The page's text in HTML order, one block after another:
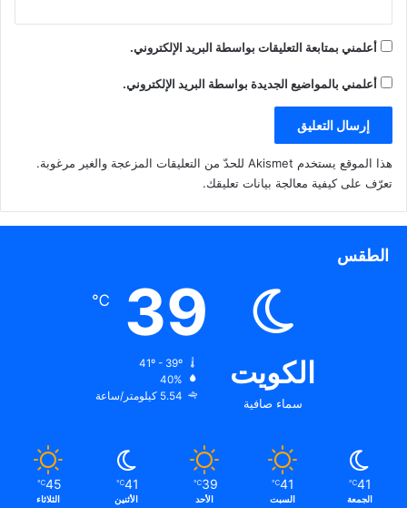
أعلمني بمتابعة التعليقات بواسطة البريد الإلكتروني.
أعلمني بالمواضيع الجديدة بواسطة البريد الإلكتروني.
هذا الموقع يستخدم Akismet للحدّ من التعليقات المزعجة والغير مرغوبة.
تعرّف على كيفية معالجة بيانات تعليقك.
الطقس
الكويت
سماء صافية
39
℃
40%
5.54 كيلومتر/ساعة
41
℃
الجمعة
41
℃
السبت
39
℃
الأحد
41
℃
الأثنين
45
℃
الثلاثاء